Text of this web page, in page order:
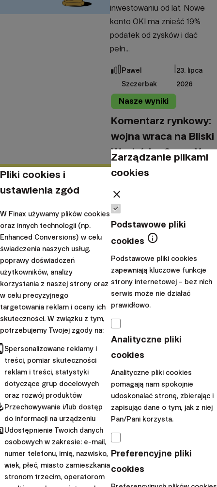
inwestowaniu od lat. Nowe
konto OKI ma znieść 19%
podatek od zysków i dać
pełn...
Pawel
Szczerbak
23. lipca
2026
Nasze wyniki
Komentarz rynkowy:
wojna wraca na Bliski
Wschód, a SpaceX
przechodzi do historii
Po porozumieniu między USA
a Iranem z czerwca rynki na
krótko odetchnęły, jednak
ulga szybko ustąpiła miejsca
ponownej eskalacji.
Załamanie rozejmu, s...
Timur Blentic|15. lipca 2026
Nowości
100 000 zł dla dzieci i
młodzieży. Chcemy
zrobić to razem z
W Finax ruszamy z inicjatywą,
dzięki której każda skuteczna
rekomendacja przełoży się
młodzieży zmagających się z
przemocą...
Pliki cookies i
ustawienia zgód
W Finax używamy plików cookies
oraz innych technologii (np.
Enhanced Conversions) w celu
świadczenia naszych usług,
poprawy doświadczeń
użytkowników, analizy
korzystania z naszej strony oraz
w celu precyzyjnego
targetowania reklam i oceny ich
skuteczności. W związku z tym,
potrzebujemy Twojej zgody na:
Spersonalizowane reklamy i
treści, pomiar skuteczności
reklam i treści, statystyki
dotyczące grup docelowych
oraz rozwój produktów
Przechowywanie i/lub dostęp
do informacji na urządzeniu
Udostępnienie Twoich danych
osobowych w zakresie: e-mail,
numer telefonu, imię, nazwisko,
wiek, płeć, miasto zamieszkania
stronom trzecim, operatorom
Zarządzanie plikami
cookies
close
Podstawowe pliki
cookies info
Podstawowe pliki cookies
zapewniają kluczowe funkcje
strony internetowej – bez nich
serwis może nie działać
prawidłowo.
Analityczne pliki
cookies
Analityczne pliki cookies
pomagają nam spokojnie
udoskonalać stronę, zbierając i
zapisując dane o tym, jak z niej
Pan/Pani korzysta.
Preferencyjne pliki
cookies